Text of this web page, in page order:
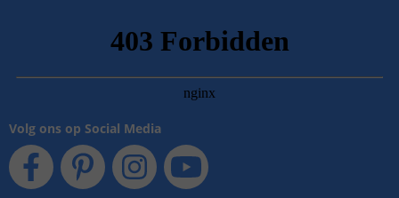
Volg ons op Social Media